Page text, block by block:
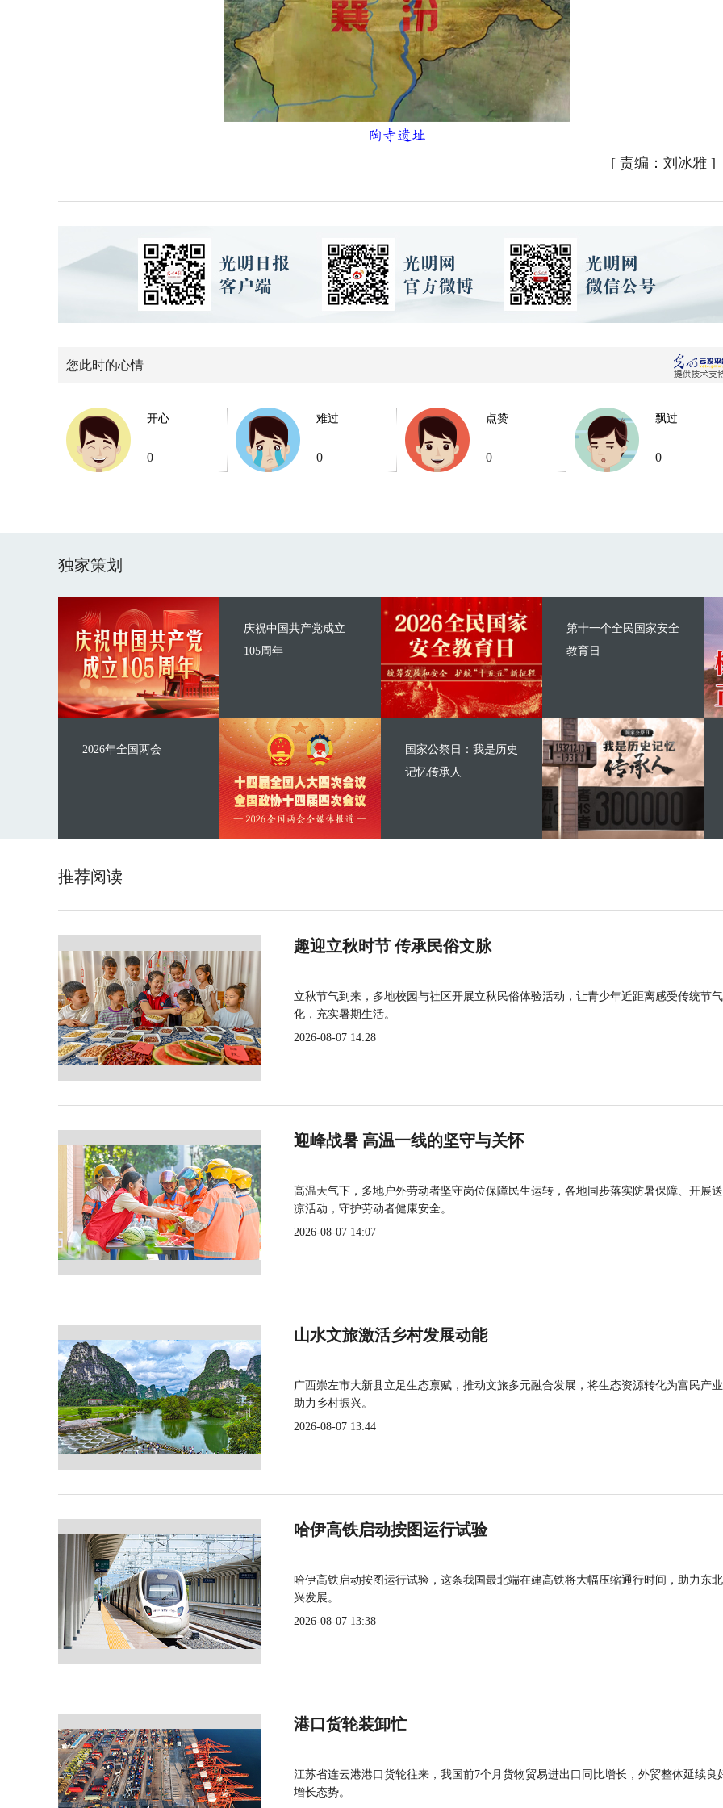
陶寺遗址
[ 责编：刘冰雅]
您此时的心情
开心
0
难过
0
点赞
0
飘过
0
独家策划
庆祝中国共产党成立
105周年
2026年全国两会
第十一个全民国家安全
教育日
国家公祭日：我是历史
记忆传承人
推荐阅读
趣迎立秋时节 传承民俗文脉
立秋节气到来，多地校园与社区开展立秋民俗体验活动，让青少年近距离感受传统节
化，充实暑期生活。
2026-08-07 14:28
迎峰战暑 高温一线的坚守与关怀
高温天气下，多地户外劳动者坚守岗位保障民生运转，各地同步落实防暑保障、开展
凉活动，守护劳动者健康安全。
2026-08-07 14:07
山水文旅激活乡村发展动能
广西崇左市大新县立足生态禀赋，推动文旅多元融合发展，将生态资源转化为富民产
助力乡村振兴。
2026-08-07 13:44
哈伊高铁启动按图运行试验
哈伊高铁启动按图运行试验，这条我国最北端在建高铁将大幅压缩通行时间，助力东
兴发展。
2026-08-07 13:38
港口货轮装卸忙
江苏省连云港港口货轮往来，我国前7个月货物贸易进出口同比增长，外贸整体延续良
增长态势。